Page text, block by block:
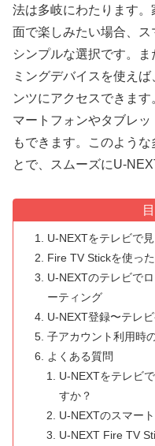
法は多岐にわたります
面で楽しみたい場合、
シンプルな選択です。
ミングデバイスを使え
ンツにアクセスできま
マートフォンやタブレ
もできます。このよう
とで、スムーズにU-
U-NEXTをテレビで
Fire TV Stickを使っ
U-NEXTのテレビで
ーティング
U-NEXT登録〜テレ
子アカウント利用時
よくある質問
U-NEXTをテレビ
すか？
U-NEXTのスマー
U-NEXT Fire TV